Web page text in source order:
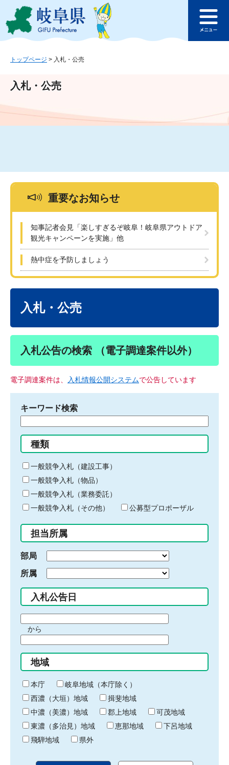
ジ
ュ
文
このページの本文へ
ュ
トップページ > 入札・公売
入札・公売
重要なお知らせ
知事記者会見「楽しすぎるぞ岐阜！岐阜県アウトドア
観光キャンペーンを実施」他
熱中症を予防しましょう
入札・公売
入札公告の検索 （電子調達案件以外）
電子調達案件は、 入札情報公開システムで公告しています
キーワード検索
る
キ
ー
ワ
ー
ド
入
力
種類
一般競争入札（建設工事）
一般競争入札（物品）
一般競争入札（業務委託）
一般競争入札（その他）
公募型プロポーザル
担当所属
部局
所属
入札公告日
間
始
り
から
間
終
わ
り
地域
本庁
岐阜地域（本庁除く）
西濃（大垣）地域
揖斐地域
中濃（美濃）地域
郡上地域
可茂地域
東濃（多治見）地域
恵那地域
下呂地域
飛騨地域
県外